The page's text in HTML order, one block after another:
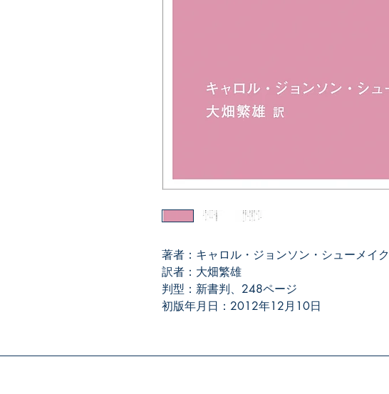
著者：キャロル・ジョンソン・シューメイク
訳者：大畑繁雄
判型：新書判、248ページ
初版年月日：2012年12月10日